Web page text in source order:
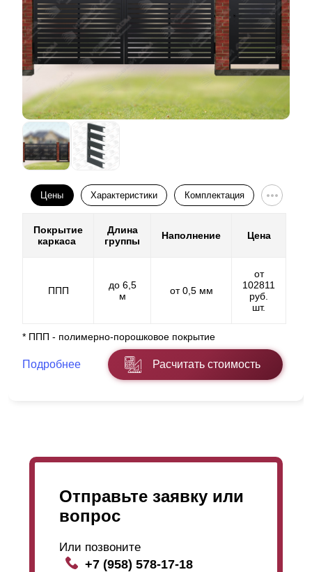
Цены Характеристики Комплектация
Покрытие
каркаса
Длина
группы
Наполнение Цена
ППП
до 6,5
м
от 0,5 мм
от
102811
руб.
шт.
* ППП - полимерно-порошковое покрытие
Подробнее Расчитать стоимость
Отправьте заявку или
вопрос
Или позвоните
+7 (958) 578-17-18